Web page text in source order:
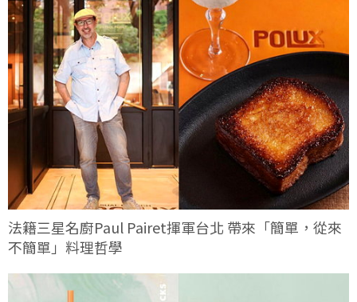
法籍三星名廚Paul Pairet揮軍台北 帶來「簡單，從來
不簡單」料理哲學